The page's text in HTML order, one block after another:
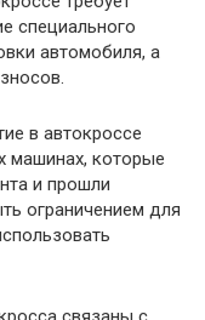
специального
автомобиля, а
в автокроссе
машинах, которые
и прошли
ограничением для